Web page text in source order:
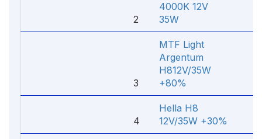
2
4000K 12V
35W
3
MTF Light
Argentum
H812V/35W
+80%
4
Hella H8
12V/35W +30%